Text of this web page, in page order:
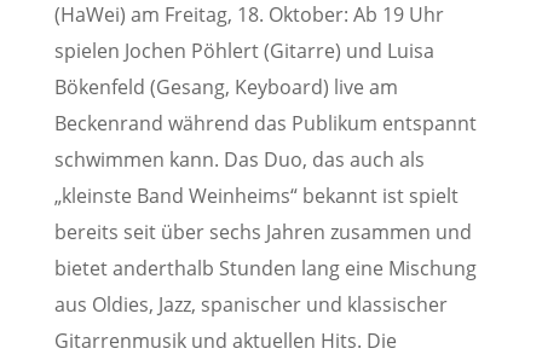
(HaWei) am Freitag, 18. Oktober: Ab 19 Uhr
spielen Jochen Pöhlert (Gitarre) und Luisa
Bökenfeld (Gesang, Keyboard) live am
Beckenrand während das Publikum entspannt
schwimmen kann. Das Duo, das auch als
„kleinste Band Weinheims“ bekannt ist spielt
bereits seit über sechs Jahren zusammen und
bietet anderthalb Stunden lang eine Mischung
aus Oldies, Jazz, spanischer und klassischer
Gitarrenmusik und aktuellen Hits. Die